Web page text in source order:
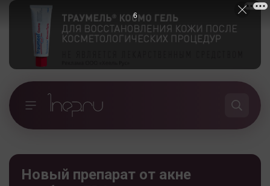
Новый препарат от акне
5